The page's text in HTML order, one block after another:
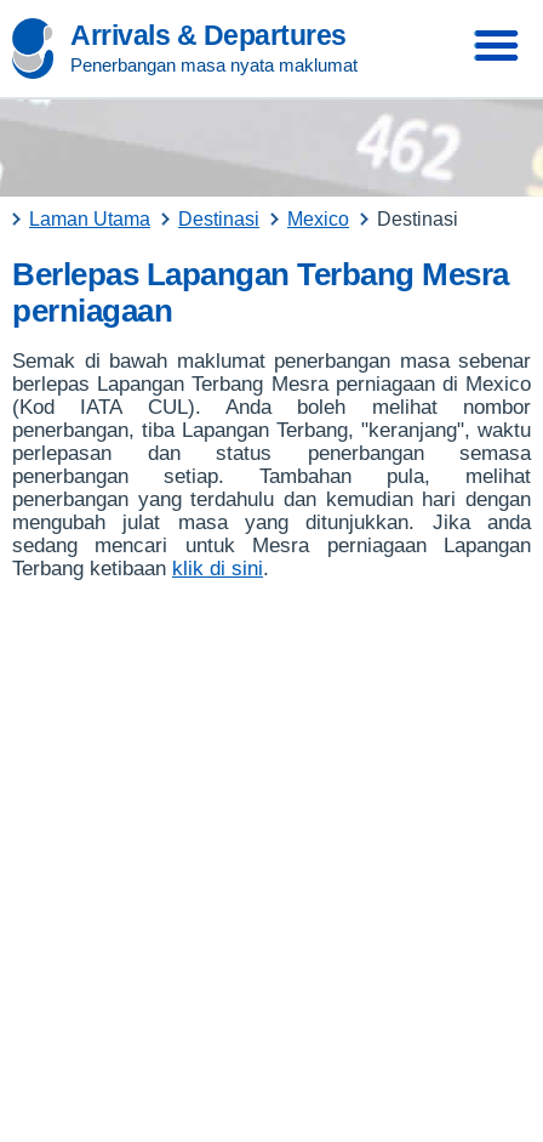
Arrivals & Departures
Penerbangan masa nyata maklumat
Laman Utama Destinasi Mexico Destinasi
Berlepas Lapangan Terbang Mesra
perniagaan
Semak di bawah maklumat penerbangan masa sebenar
berlepas Lapangan Terbang Mesra perniagaan di Mexico
(Kod IATA CUL). Anda boleh melihat nombor
penerbangan, tiba Lapangan Terbang, "keranjang", waktu
perlepasan dan status penerbangan semasa
penerbangan setiap. Tambahan pula, melihat
penerbangan yang terdahulu dan kemudian hari dengan
mengubah julat masa yang ditunjukkan. Jika anda
sedang mencari untuk Mesra perniagaan Lapangan
Terbang ketibaan klik di sini.